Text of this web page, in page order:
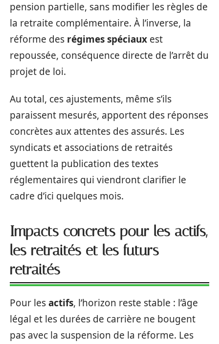
pension partielle, sans modifier les règles de
la retraite complémentaire. À l’inverse, la
réforme des régimes spéciaux est
repoussée, conséquence directe de l’arrêt du
projet de loi.
Au total, ces ajustements, même s’ils
paraissent mesurés, apportent des réponses
concrètes aux attentes des assurés. Les
syndicats et associations de retraités
guettent la publication des textes
réglementaires qui viendront clarifier le
cadre d’ici quelques mois.
Impacts concrets pour les actifs,
les retraités et les futurs
retraités
Pour lesactifs, l’horizon reste stable : l’âge
légal et les durées de carrière ne bougent
pas avec la suspension de la réforme. Les